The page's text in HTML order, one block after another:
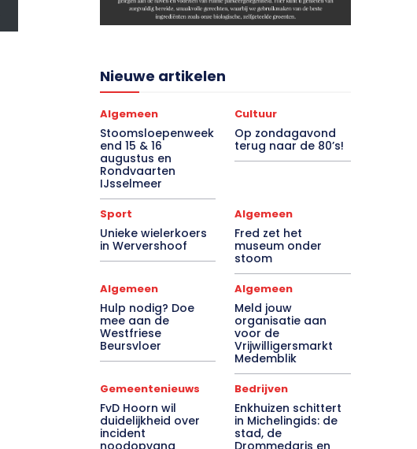
Nieuwe artikelen
Algemeen
Stoomsloepenweek
end 15 & 16
augustus en
Rondvaarten
IJsselmeer
Cultuur
Op zondagavond
terug naar de 80’s!
Sport
Unieke wielerkoers
in Wervershoof
Algemeen
Fred zet het
museum onder
stoom
Algemeen
Hulp nodig? Doe
mee aan de
Westfriese
Beursvloer
Algemeen
Meld jouw
organisatie aan
voor de
Vrijwilligersmarkt
Medemblik
Gemeentenieuws
FvD Hoorn wil
duidelijkheid over
incident
Bedrijven
Enkhuizen schittert
in Michelingids: de
stad, de